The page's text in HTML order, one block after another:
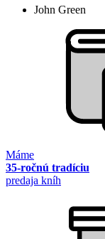
John Green
Máme
35-ročnú tradíciu
predaja kníh